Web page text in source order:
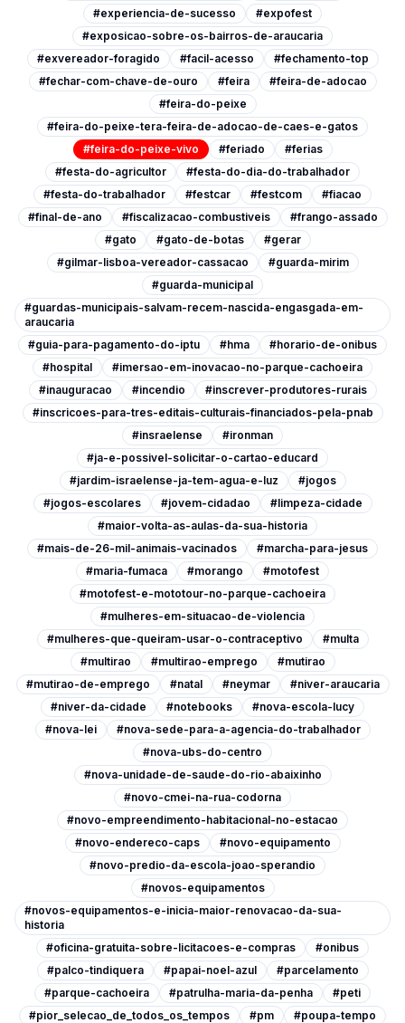
#experiencia-de-sucesso
#expofest
#exposicao-sobre-os-bairros-de-araucaria
#exvereador-foragido
#facil-acesso
#fechamento-top
#fechar-com-chave-de-ouro
#feira
#feira-de-adocao
#feira-do-peixe
#feira-do-peixe-tera-feira-de-adocao-de-caes-e-gatos
#feira-do-peixe-vivo
#feriado
#ferias
#festa-do-agricultor
#festa-do-dia-do-trabalhador
#festa-do-trabalhador
#festcar #festcom
#fiacao
#final-de-ano
#fiscalizacao-combustiveis
#frango-assado
#gato
#gato-de-botas
#gerar
#gilmar-lisboa-vereador-cassacao
#guarda-mirim
#guarda-municipal
#guardas-municipais-salvam-recem-nascida-engasgada-em-
araucaria
#guia-para-pagamento-do-iptu
#hma
#horario-de-onibus
#hospital
#imersao-em-inovacao-no-parque-cachoeira
#inauguracao
#incendio
#inscrever-produtores-rurais
#inscricoes-para-tres-editais-culturais-financiados-pela-pnab
#insraelense
#ironman
#ja-e-possivel-solicitar-o-cartao-educard
#jardim-israelense-ja-tem-agua-e-luz
#jogos
#jogos-escolares
#jovem-cidadao
#limpeza-cidade
#maior-volta-as-aulas-da-sua-historia
#mais-de-26-mil-animais-vacinados
#marcha-para-jesus
#maria-fumaca
#morango
#motofest
#motofest-e-mototour-no-parque-cachoeira
#mulheres-em-situacao-de-violencia
#mulheres-que-queiram-usar-o-contraceptivo
#multa
#multirao
#multirao-emprego
#mutirao
#mutirao-de-emprego
#natal #neymar
#niver-araucaria
#niver-da-cidade
#notebooks
#nova-escola-lucy
#nova-lei
#nova-sede-para-a-agencia-do-trabalhador
#nova-ubs-do-centro
#nova-unidade-de-saude-do-rio-abaixinho
#novo-cmei-na-rua-codorna
#novo-empreendimento-habitacional-no-estacao
#novo-endereco-caps
#novo-equipamento
#novo-predio-da-escola-joao-sperandio
#novos-equipamentos
#novos-equipamentos-e-inicia-maior-renovacao-da-sua-
historia
#oficina-gratuita-sobre-licitacoes-e-compras
#onibus
#palco-tindiquera
#papai-noel-azul
#parcelamento
#parque-cachoeira
#patrulha-maria-da-penha
#peti
#pior_selecao_de_todos_os_tempos
#pm
#poupa-tempo